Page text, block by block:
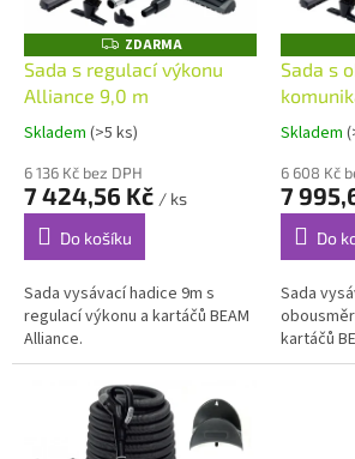
Z
D
A
R
A
ZDARMA
Sada s regulací výkonu
Alliance 9,0 m
Skladem (>5 ks)
6 136 Kč bez DPH
7 424,56 Kč / ks
Do košíku
Sada vysávací hadice 9m s
regulací výkonu a kartáčů BEAM
Alliance.
Sada s
Skladem
6 608 Kč
7
Do
Sada
kartáčů